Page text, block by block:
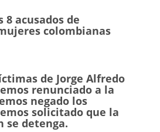
8 acusados de
colombianas
de Jorge Alfredo
renunciado a la
negado los
solicitado que la
se detenga.